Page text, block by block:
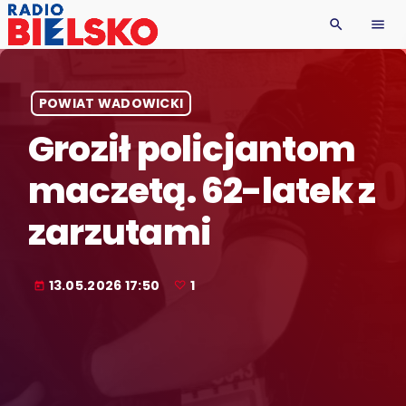
search menu
POWIAT WADOWICKI
Groził policjantom
maczetą. 62-latek z
zarzutami
today 13.05.2026 17:50 1